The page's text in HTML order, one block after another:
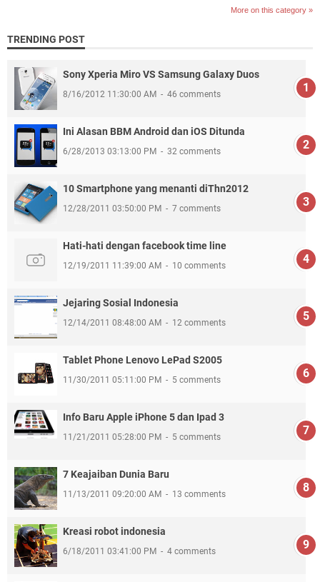
More on this category »
TRENDING POST
Sony Xperia Miro VS Samsung Galaxy Duos
8/16/2012 11:30:00 AM 46 comments
Ini Alasan BBM Android dan iOS Ditunda
6/28/2013 03:13:00 PM 32 comments
10 Smartphone yang menanti diThn2012
12/28/2011 03:50:00 PM 7 comments
Hati-hati dengan facebook time line
12/19/2011 11:39:00 AM 10 comments
Jejaring Sosial Indonesia
12/14/2011 08:48:00 AM 12 comments
Tablet Phone Lenovo LePad S2005
11/30/2011 05:11:00 PM 5 comments
Info Baru Apple iPhone 5 dan Ipad 3
11/21/2011 05:28:00 PM 5 comments
7 Keajaiban Dunia Baru
11/13/2011 09:20:00 AM 13 comments
Kreasi robot indonesia
6/18/2011 03:41:00 PM 4 comments